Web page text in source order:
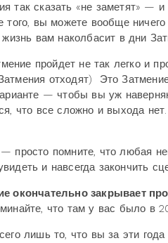
так сказать «не заметят» —
того, вы можете вообще
вам наколбасит в дни
пройдет не так легко и
отходят) Это
— чтобы вы уж
что все сложно и выхода
просто помните, что любая
и навсегда закончить
окончательно закрывает
что там у вас было в
лишь то, что вы за эти